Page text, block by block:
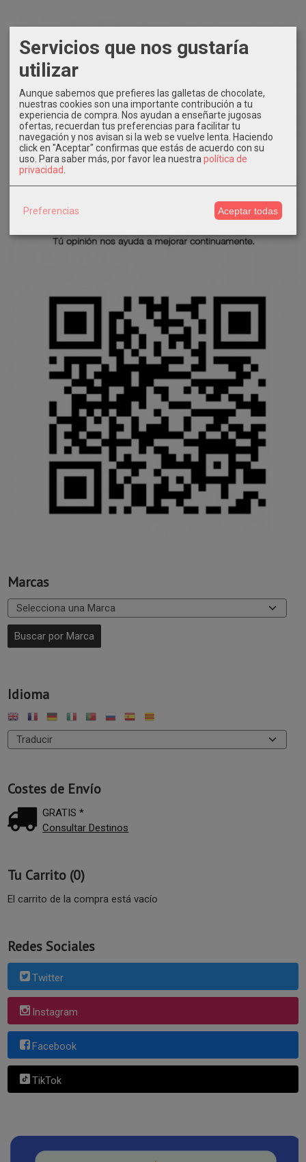
Marcas
Idioma
Costes de Envío
GRATIS *
Consultar Destinos
Tu Carrito (0)
El carrito de la compra está vacío
Redes Sociales
Twitter
Instagram
Facebook
TikTok
Servicios que nos gustaría
utilizar
Aunque sabemos que prefieres las galletas de chocolate,
nuestras cookies son una importante contribución a tu
experiencia de compra. Nos ayudan a enseñarte jugosas
ofertas, recuerdan tus preferencias para facilitar tu
navegación y nos avisan si la web se vuelve lenta. Haciendo
click en "Aceptar" confirmas que estás de acuerdo con su
uso. Para saber más, por favor lea nuestra política de
privacidad
Preferencias Aceptar todas